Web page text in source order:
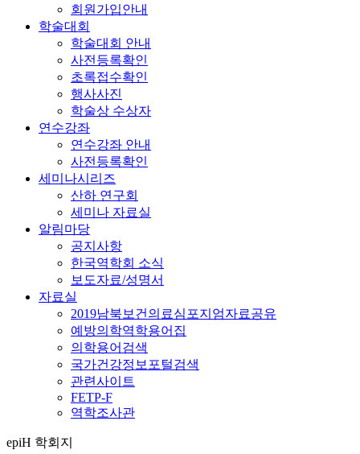
회원가입안내
학술대회
학술대회 안내
사전등록확인
초록접수확인
행사사진
학술상 수상자
연수강좌
연수강좌 안내
사전등록확인
세미나시리즈
산하 연구회
세미나 자료실
알림마당
공지사항
한국역학회 소식
보도자료/성명서
자료실
2019남북보건의료심포지엄자료공유
예방의학역학용어집
의학용어검색
국가건강정보포털검색
관련사이트
FETP-F
역학조사관
epiH 학회지